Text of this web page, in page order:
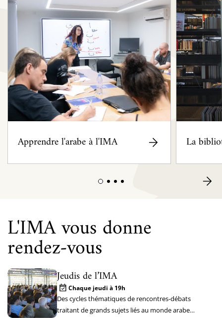
Apprendre l'arabe à l'IMA La
L'IMA vous donne
rendez-vous
Jeudis de l’IMA
Chaque jeudi à 19h
Des cycles thématiques de rencontres-débats
traitant de grands sujets liés au monde arabe